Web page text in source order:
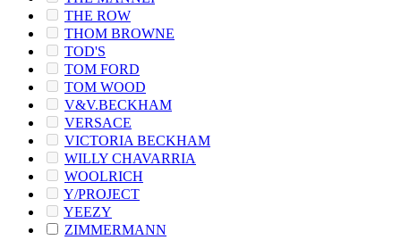
THE ROW
THOM BROWNE
TOD'S
TOM FORD
TOM WOOD
V&V.BECKHAM
VERSACE
VICTORIA BECKHAM
WILLY CHAVARRIA
WOOLRICH
Y/PROJECT
YEEZY
ZIMMERMANN